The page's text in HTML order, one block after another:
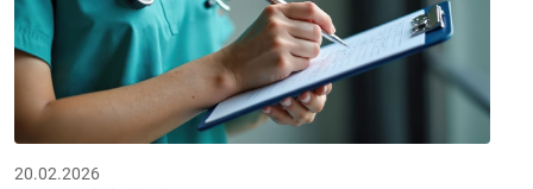
20.02.2026